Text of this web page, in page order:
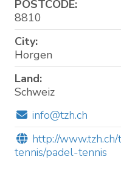
POSTCODE:
8810
City:
Horgen
Land:
Schweiz
info@tzh.ch
http://
tennis/padel-tennis